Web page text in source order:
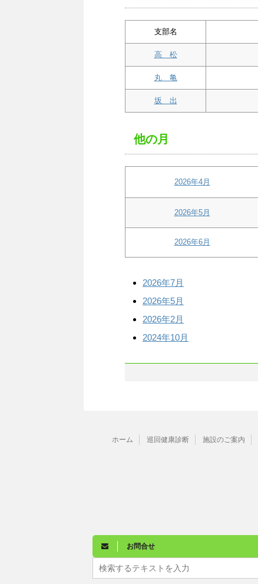
支部名
高 松
丸 亀
坂 出
他の月
2026年4月
2026年5月
2026年6月
2026年7月
2026年5月
2026年2月
2024年10月
ホーム 巡回健康診断 施設のご案内
お問合せ